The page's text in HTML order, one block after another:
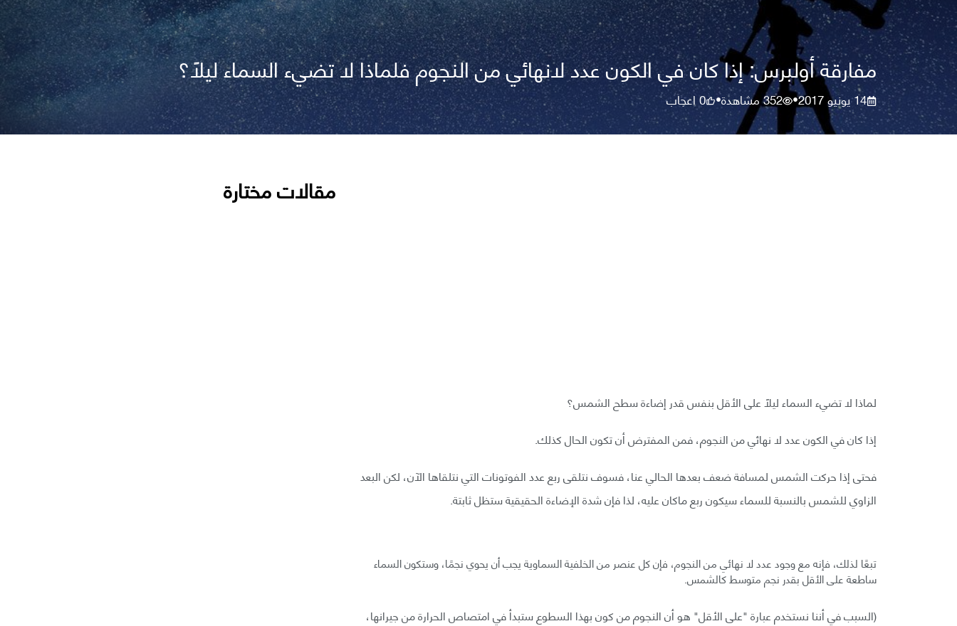
مفارقة أولبرس: إذا كان في الكون عدد لانهائي من النجوم فلماذا لا تضيء السماء ليلًا؟
14 يونيو 2017 •
352مشاهدة•
0اعجاب
لماذا لا تضيء السماء ليلًا على الأقل بنفس قدر إضاءة سطح الشمس؟
إذا كان في الكون عدد لا نهائي من النجوم، فمن المفترض أن تكون الحال كذلك.
فحتى إذا حركت الشمس لمسافة ضعف بعدها الحالي عنا، فسوف نتلقى ربع عدد الفوتونات التي نتلقاها الآن، لكن البعد
الزاوي للشمس بالنسبة للسماء سيكون ربع ماكان عليه، لذا فإن شدة الإضاءة الحقيقية ستظل ثابتة.
تبعًا لذلك، فإنه مع وجود عدد لا نهائي من النجوم، فإن كل عنصر من الخلفية السماوية يجب أن يحوي نجمًا، وستكون السماء
ساطعة على الأقل بقدر نجم متوسط كالشمس.
(السبب في أننا نستخدم عبارة "على الأقل" هو أن النجوم من كون بهذا السطوع ستبدأ في امتصاص الحرارة من جيرانها،
مقالات مختارة